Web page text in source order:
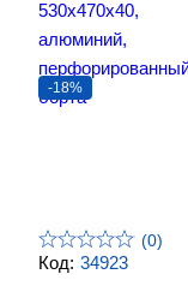
Код: 34923
-18%
(0)